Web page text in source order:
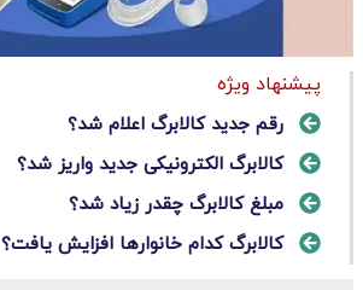
پیشنهاد ویژه
رقم جدید کالابرگ اعلام شد؟
کالابرگ الکترونیکی جدید واریز شد؟
مبلغ کالابرگ چقدر زیاد شد؟
کالابرگ کدام خانوارها افزایش یافت؟